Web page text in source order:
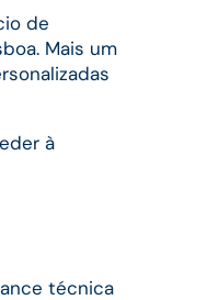
de
Mais um
à
técnica